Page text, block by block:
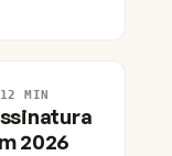
12 MIN
2026